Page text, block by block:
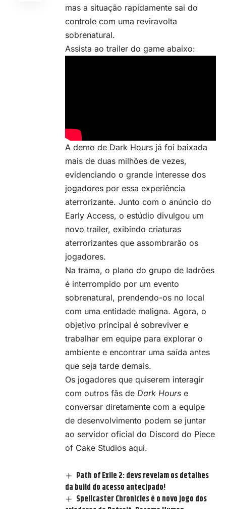
mas a situação rapidamente sai do
controle com uma reviravolta
sobrenatural.
Assista ao trailer do game abaixo:
A demo de Dark Hours já foi baixada
mais de duas milhões de vezes,
evidenciando o grande interesse dos
jogadores por essa experiência
aterrorizante. Junto com o anúncio do
Early Access, o estúdio divulgou um
novo trailer, exibindo criaturas
aterrorizantes que assombrarão os
jogadores.
Na trama, o plano do grupo de ladrões
é interrompido por um evento
sobrenatural, prendendo-os no local
com uma entidade maligna. Agora, o
objetivo principal é sobreviver e
trabalhar em equipe para explorar o
ambiente e encontrar uma saída antes
que seja tarde demais.
Os jogadores que quiserem interagir
com outros fãs de Dark Hours e
conversar diretamente com a equipe
de desenvolvimento podem se juntar
ao servidor oficial do Discord do Piece
of Cake Studios aqui.
Path of Exile 2: devs revelam os detalhes
da build do acesso antecipado!
Spellcaster Chronicles é o novo jogo dos